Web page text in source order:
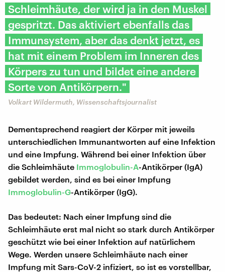
Schleimhäute, der wird ja in den Muskel
gespritzt. Das aktiviert ebenfalls das
Immunsystem, aber das denkt jetzt, es
hat mit einem Problem im Inneren des
Körpers zu tun und bildet eine andere
Sorte von Antikörpern."
Volkart Wildermuth, Wissenschaftsjournalist
Dementsprechend reagiert der Körper mit jeweils
unterschiedlichen Immunantworten auf eine Infektion
und eine Impfung. Während bei einer Infektion über
die Schleimhäute Immoglobulin-A-Antikörper (IgA)
gebildet werden, sind es bei einer Impfung
Immoglobulin-G-Antikörper (IgG).
Das bedeutet: Nach einer Impfung sind die
Schleimhäute erst mal nicht so stark durch Antikörper
geschützt wie bei einer Infektion auf natürlichem
Wege. Werden unsere Schleimhäute nach einer
Impfung mit Sars-CoV-2 infiziert, so ist es vorstellbar,